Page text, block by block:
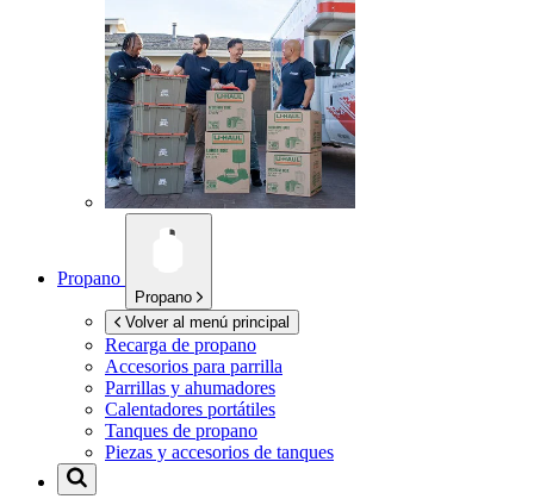
Propano
Propano
Volver al menú principal
Recarga de propano
Accesorios para parrilla
Parrillas y ahumadores
Calentadores portátiles
Tanques de propano
Piezas y accesorios de tanques